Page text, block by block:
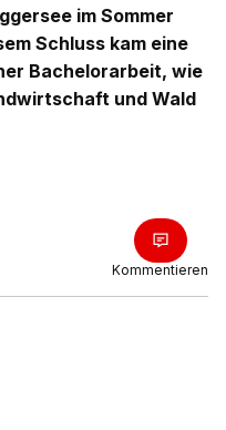
im Sommer
Schluss kam eine
Bachelorarbeit, wie
und Wald
Kommentieren